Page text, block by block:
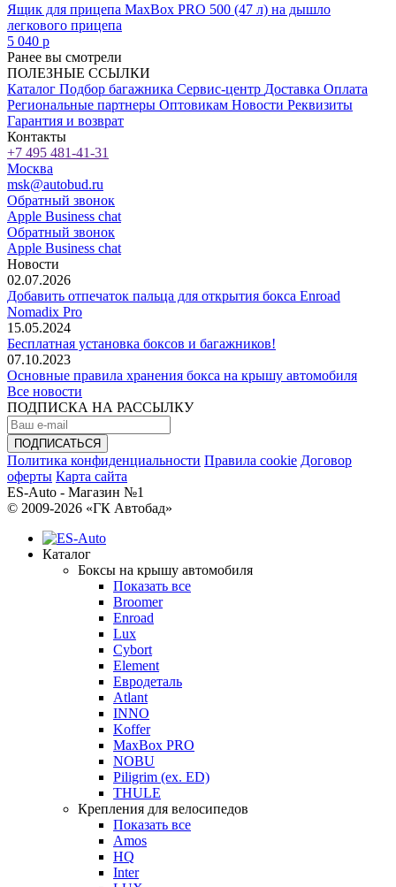
Ящик для прицепа MaxBox PRO 500 (47 л) на дышло
легкового прицепа
5 040 p
Ранее вы смотрели
ПОЛЕЗНЫЕ ССЫЛКИ
Каталог Подбор багажника Сервис-центр Доставка Оплата
Региональные партнеры Оптовикам Новости Реквизиты
Гарантия и возврат
Контакты
+7 495 481-41-31
Москва
msk@autobud.ru
Обратный звонок
Apple Business chat
Обратный звонок
Apple Business chat
Новости
02.07.2026
Добавить отпечаток пальца для открытия бокса Enroad
Nomadix Pro
15.05.2024
Бесплатная установка боксов и багажников!
07.10.2023
Основные правила хранения бокса на крышу автомобиля
Все новости
ПОДПИСКА НА РАССЫЛКУ
Политика конфиденциальности Правила cookie Договор
оферты Карта сайта
ES-Auto - Магазин №1
© 2009-2026 «ГК Автобад»
Каталог
Боксы на крышу автомобиля
Показать все
Broomer
Enroad
Lux
Cybort
Element
Евродеталь
Atlant
INNO
Koffer
MaxBox PRO
NOBU
Piligrim (ex. ED)
THULE
Крепления для велосипедов
Показать все
Amos
HQ
Inter